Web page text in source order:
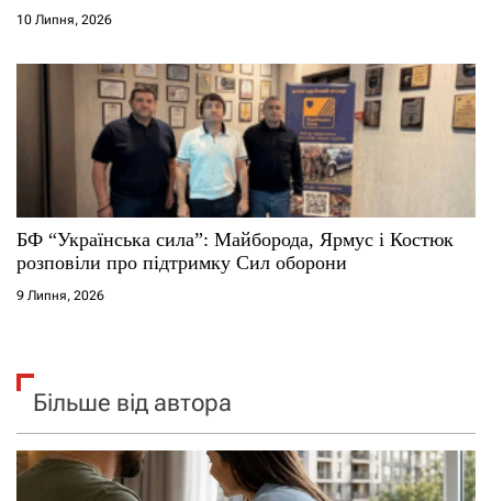
10 Липня, 2026
БФ “Українська сила”: Майборода, Ярмус і Костюк
розповіли про підтримку Сил оборони
9 Липня, 2026
Більше від автора